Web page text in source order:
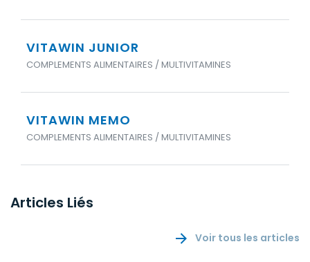
VITAWIN JUNIOR
COMPLEMENTS ALIMENTAIRES / MULTIVITAMINES
VITAWIN MEMO
COMPLEMENTS ALIMENTAIRES / MULTIVITAMINES
Articles Liés
Voir tous les articles